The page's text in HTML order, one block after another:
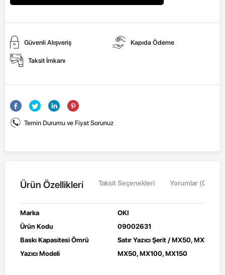
Güvenli Alışveriş Kapıda Ödeme
Taksit İmkanı
Temin Durumu ve Fiyat Sorunuz
Ürün Özellikleri Taksit Seçenekleri Yorumlar (0)
Marka
OKI
Ürün Kodu
09002631
Baskı Kapasitesi Ömrü
Satır Yazıcı Şerit / MX50, MX100,
Yazıcı Modeli
MX50, MX100, MX150